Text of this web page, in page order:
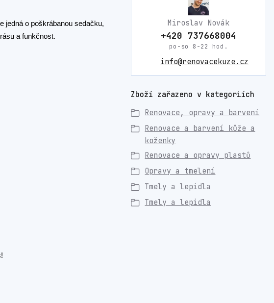
jedná o poškrábanou sedačku,
a funkčnost.
Miroslav Novák
+420 737668004
po-so 8-22 hod.
info@renovacekuze.cz
Zboží zařazeno v kategoriích
Renovace, opravy a barvení
Renovace a barvení kůže a
koženky
Renovace a opravy plastů
Opravy a tmelení
Tmely a lepidla
Tmely a lepidla